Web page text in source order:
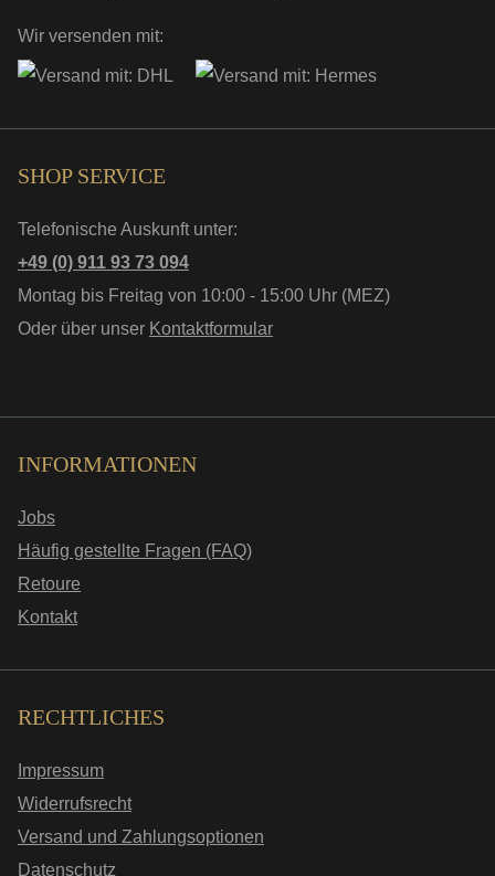
Wir versenden mit:
SHOP SERVICE
Telefonische Auskunft unter:
+49 (0) 911 93 73 094
Montag bis Freitag von 10:00 - 15:00 Uhr (MEZ)
Oder über unser Kontaktformular
INFORMATIONEN
Jobs
Häufig gestellte Fragen (FAQ)
Retoure
Kontakt
RECHTLICHES
Impressum
Widerrufsrecht
Versand und Zahlungsoptionen
Datenschutz